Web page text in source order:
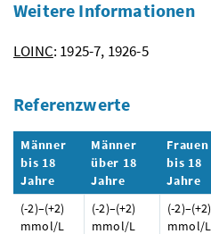
Weitere Informationen
LOINC: 1925-7, 1926-5
Referenzwerte
Männer
bis 18
Jahre
Männer
über 18
Jahre
Frauen
bis 18
Jahre
(-2)–(+2)
mmol/L
(-2)–(+2)
mmol/L
(-2)–(+2)
mmol/L